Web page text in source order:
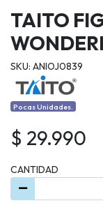
TAITO
SKU: ANIOJ0839
Pocas Unidades.
$ 29.990
CANTIDAD